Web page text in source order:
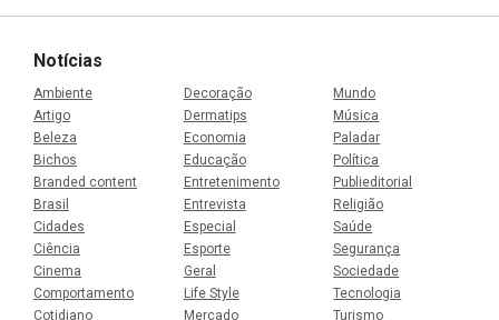
Notícias
Ambiente
Artigo
Beleza
Bichos
Branded content
Brasil
Cidades
Ciência
Cinema
Comportamento
Cotidiano
Decoração
Dermatips
Economia
Educação
Entretenimento
Entrevista
Especial
Esporte
Geral
Life Style
Mercado
Mundo
Música
Paladar
Política
Publieditorial
Religião
Saúde
Segurança
Sociedade
Tecnologia
Turismo